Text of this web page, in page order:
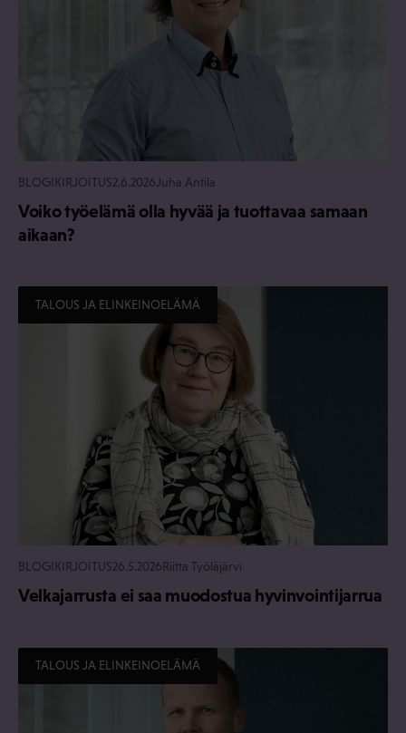
BLOGIKIRJOITUS2.6.2026 Juha Antila
Voiko työelämä olla hyvää ja tuottavaa samaan
aikaan?
TALOUS JA ELINKEINOELÄMÄ
BLOGIKIRJOITUS26.5.2026Riitta Työläjärvi
Velkajarrusta ei saa muodostua hyvinvointijarrua
TALOUS JA ELINKEINOELÄMÄ